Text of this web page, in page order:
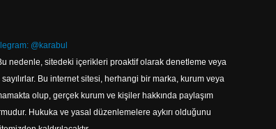
@karabul
nedenle, sitedeki içerikleri proaktif olarak denetleme veya
Bu internet sitesi, herhangi bir marka, kurum veya
olup, gerçek kurum ve kişiler hakkında paylaşım
Hukuka ve yasal düzenlemelere aykırı olduğunu